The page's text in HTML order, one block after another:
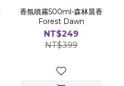
香氛噴霧500ml-森林晨香
Forest Dawn
NT$249
NT$399